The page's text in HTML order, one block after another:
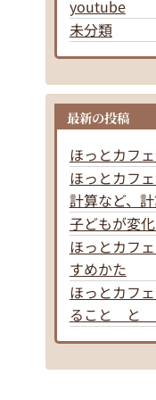
youtube
未分類
最新の投稿
ほっとカフ
ほっとカフ
計算など、
子どもが変
ほっとカフ
すめかた
ほっとカフ
ること と